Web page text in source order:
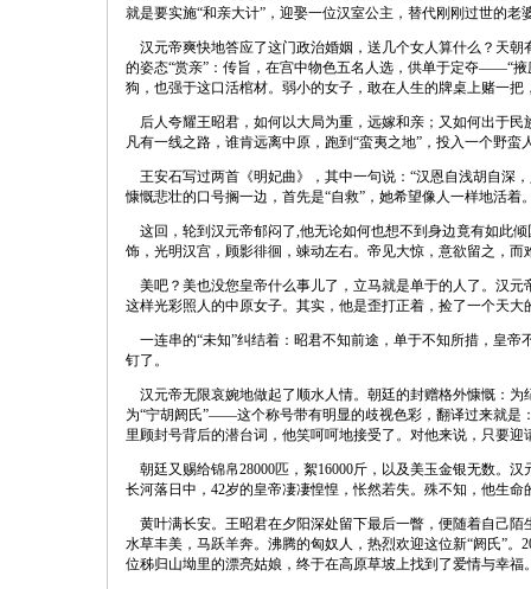
就是要实施“和亲大计”，迎娶一位汉室公主，替代刚刚过世的老
汉元帝爽快地答应了这门政治婚姻，送几个女人算什么？天
的姿态“赏亲”：传旨，在宫中物色五名人选，供单于定夺——“
狗，也强于这口活棺材。弱小的女子，敢在人生的牌桌上赌一
后人夸耀王昭君，如何以大局为重，远嫁和亲；又如何出于
凡有一线之路，谁肯远离中原，跑到“蛮夷之地”，投入一个野
王安石写过两首《明妃曲》，其中一句说：“汉恩自浅胡自深
慷慨悲壮的口号搁一边，首先是“自救”，她希望像人一样地活着
这回，轮到汉元帝郁闷了,他无论如何也想不到身边竟有如此
饰，光明汉宫，顾影徘徊，竦动左右。帝见大惊，意欲留之，而
美吧？美也没您皇帝什么事儿了，立马就是单于的人了。汉
这样光彩照人的中原女子。其实，他是歪打正着，捡了一个天大
一连串的“未知”纠结着：昭君不知前途，单于不知所措，皇
钉了。
汉元帝无限哀婉地做起了顺水人情。朝廷的封赠格外慷慨：
为“宁胡阏氏”——这个称号带有明显的歧视色彩，翻译过来就是
里顾封号背后的潜台词，他笑呵呵地接受了。对他来说，只要
朝廷又赐给锦帛28000匹，絮16000斤，以及美玉金银无数。
长河落日中，42岁的皇帝凄凄惶惶，怅然若失。殊不知，他生
黄叶满长安。王昭君在夕阳深处留下最后一瞥，便随着自己
水草丰美，马跃羊奔。沸腾的匈奴人，热烈欢迎这位新“阏氏”
位秭归山坳里的漂亮姑娘，终于在高原草坡上找到了爱情与幸福